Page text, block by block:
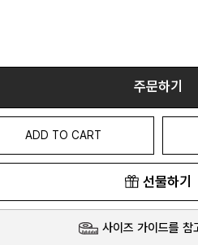
주문하기
ADD TO CART
선물하기
사이즈 가이드를 참